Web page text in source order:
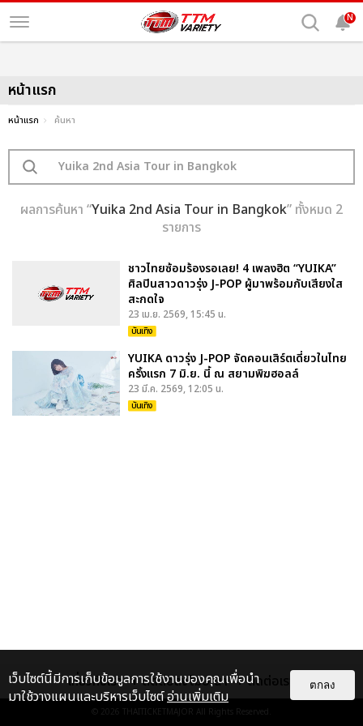
N
หน้าแรก
หน้าแรก ค้นหา
ผลการค้นหา “Yuika 2nd Asia Tour in Bangkok” ทั้งหมด 2
รายการ
ชาวไทยซ้อมร้องรอเลย! 4 เพลงฮิต “YUIKA”
ศิลปินสาวดาวรุ่ง J-POP ผู้มาพร้อมกับเสียงใส
สะกดใจ
23 เม.ย. 2569, 15:45 น.
บันเทิง
YUIKA ดาวรุ่ง J-POP จัดคอนเสิร์ตเดี่ยวในไทย
ครั้งแรก 7 มิ.ย. นี้ ณ สยามพิฆฮอลล์
23 มี.ค. 2569, 12:05 น.
บันเทิง
เกี่ยวกับเรา ติดต่อลงโฆษณา ติดต่อเรา
© 2026 THAITICKETMAJOR All Rights Reserved.
เว็บไซต์นี้มีการเก็บข้อมูลการใช้งานของคุณเพื่อนำ
มาใช้วางแผนและบริหารเว็บไซต์อ่านเพิ่มเติม
ตกลง